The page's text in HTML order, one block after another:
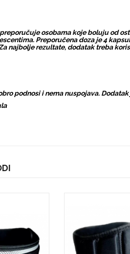
osobama koje boluju od
Preporučena doza je 4
najbolje rezultate, dodatak treba
podnosi i nema nuspojava.